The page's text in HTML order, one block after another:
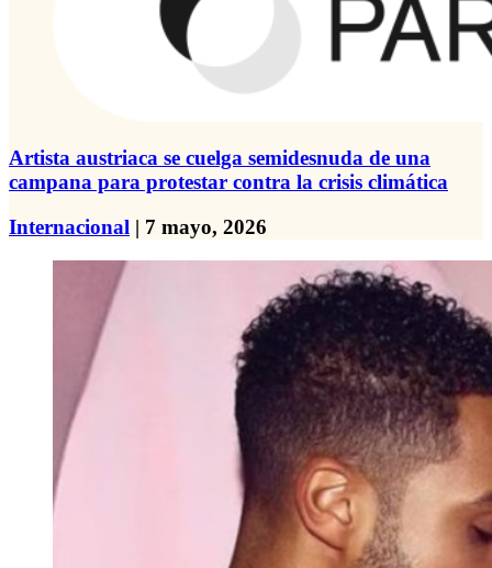
Artista austriaca se cuelga semidesnuda de una
campana para protestar contra la crisis climática
Internacional | 7 mayo, 2026